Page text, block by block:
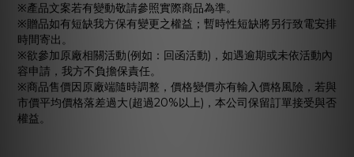
※產品文案若有變動敬請參照實際商品為準。
※贈品如有短缺我方保有變更之權益；暫時性短缺將另行致電安排
時間寄出。
※欲參加原廠相關活動(例如：回函活動) ，如遇逾期或未依活動內
容申請，我方不負擔保責任。
※商品售價因原廠端隨時調整，價格變價亦有輸入價格風險，若與
市價平均價格落差過大(超過20%以上) ，本公司保留訂單接受與否
權益。